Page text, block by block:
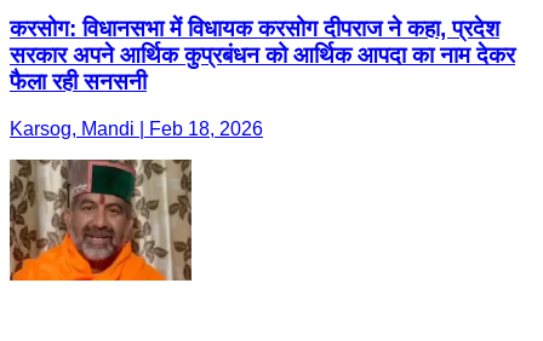
करसोग: विधानसभा में विधायक करसोग दीपराज ने कहा, प्रदेश
सरकार अपने आर्थिक कुप्रबंधन को आर्थिक आपदा का नाम देकर
फैला रही सनसनी
Karsog, Mandi | Feb 18, 2026